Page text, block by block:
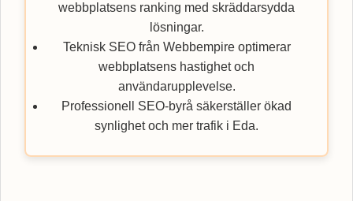
webbplatsens ranking med skräddarsydda
lösningar.
Teknisk SEO från Webbempire optimerar
webbplatsens hastighet och
användarupplevelse.
Professionell SEO-byrå säkerställer ökad
synlighet och mer trafik i Eda.